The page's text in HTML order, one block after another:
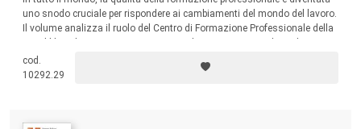
uno snodo cruciale per rispondere ai cambiamenti del mondo del lavoro.
Il volume analizza il ruolo del Centro di Formazione Professionale della
orientamento al futuro.
cod.
10292.29